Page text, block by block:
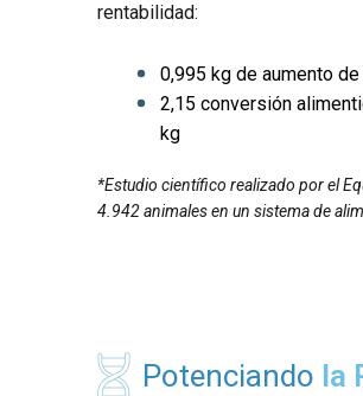
rentabilidad:
0,995 kg de aumento
2,15 conversión
kg
*Estudio científico realizado por el
4.942 animales en un sistema de
Potenciando la